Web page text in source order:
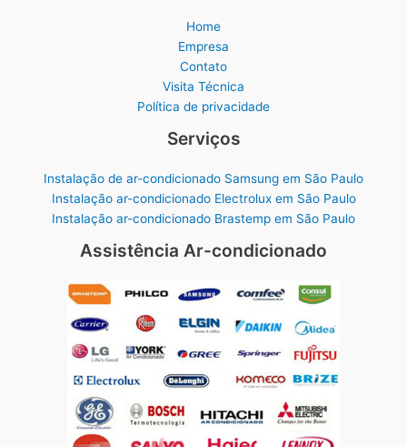
Home
Empresa
Contato
Visita Técnica
Política de privacidade
Serviços
Instalação de ar-condicionado Samsung em São Paulo
Instalação ar-condicionado Electrolux em São Paulo
Instalação ar-condicionado Brastemp em São Paulo
Assistência Ar-condicionado